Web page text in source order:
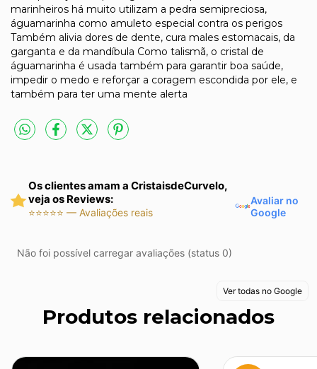
marinheiros há muito utilizam a pedra semipreciosa,
águamarinha como amuleto especial contra os perigos
Também alivia dores de dente, cura males estomacais, da
garganta e da mandíbula Como talismã, o cristal de
águamarinha é usada também para garantir boa saúde,
impedir o medo e reforçar a coragem escondida por ele, e
também para ter uma mente alerta
Os clientes amam a CristaisdeCurvelo,
veja os Reviews:
⭐⭐⭐⭐⭐ — Avaliações reais
Avaliar no
Google
Não foi possível carregar avaliações (status 0)
Ver todas no Google
Produtos relacionados